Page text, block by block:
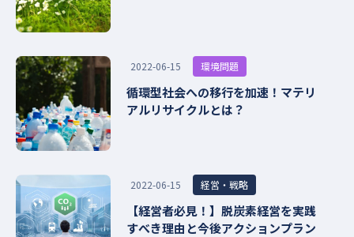
2022-06-15 環境問題
循環型社会への移行を加速！マテリ
アルリサイクルとは？
2022-06-15 経営・戦略
【経営者必見！】脱炭素経営を実践
すべき理由と今後アクションプラン